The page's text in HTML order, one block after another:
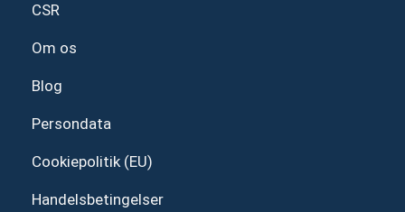
CSR
Om os
Blog
Persondata
Cookiepolitik (EU)
Handelsbetingelser